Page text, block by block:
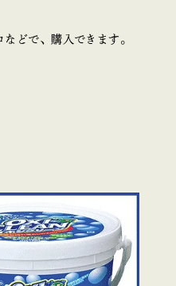
どで、購入できます。